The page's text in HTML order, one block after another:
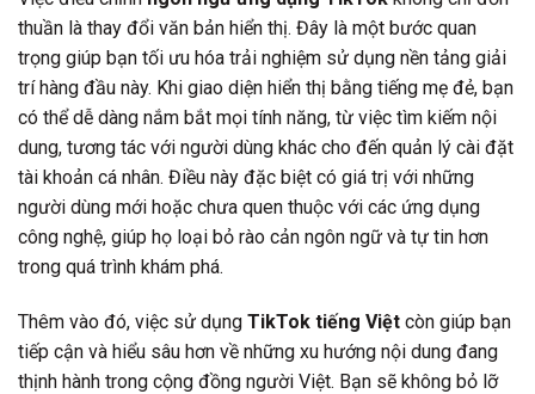
thuần là thay đổi văn bản hiển thị. Đây là một bước quan
trọng giúp bạn tối ưu hóa trải nghiệm sử dụng nền tảng giải
trí hàng đầu này. Khi giao diện hiển thị bằng tiếng mẹ đẻ, bạn
có thể dễ dàng nắm bắt mọi tính năng, từ việc tìm kiếm nội
dung, tương tác với người dùng khác cho đến quản lý cài đặt
tài khoản cá nhân. Điều này đặc biệt có giá trị với những
người dùng mới hoặc chưa quen thuộc với các ứng dụng
công nghệ, giúp họ loại bỏ rào cản ngôn ngữ và tự tin hơn
trong quá trình khám phá.
Thêm vào đó, việc sử dụng TikTok tiếng Việt còn giúp bạn
tiếp cận và hiểu sâu hơn về những xu hướng nội dung đang
thịnh hành trong cộng đồng người Việt. Bạn sẽ không bỏ lỡ